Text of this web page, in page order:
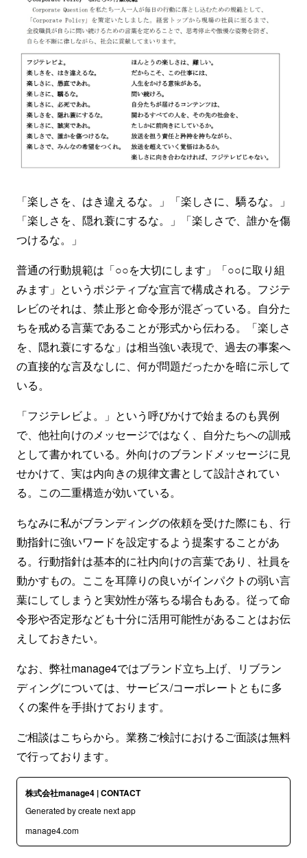
「楽しさを、はき違えるな。」「楽しさに、驕るな。」
「楽しさを、隠れ蓑にするな。」「楽しさで、誰かを傷
つけるな。」
普通の行動規範は「○○を大切にします」「○○に取り組
みます」というポジティブな宣言で構成される。フジテ
レビのそれは、禁止形と命令形が混ざっている。自分た
ちを戒める言葉であることが形式から伝わる。「楽しさ
を、隠れ蓑にするな」は相当強い表現で、過去の事案へ
の直接的な言及なしに、何が問題だったかを暗に示して
いる。
「フジテレビよ。」という呼びかけで始まるのも異例
で、他社向けのメッセージではなく、自分たちへの訓戒
として書かれている。外向けのブランドメッセージに見
せかけて、実は内向きの規律文書として設計されてい
る。この二重構造が効いている。
ちなみに私がブランディングの依頼を受けた際にも、行
動指針に強いワードを設定するよう提案することがあ
る。行動指針は基本的に社内向けの言葉であり、社員を
動かすもの。ここを耳障りの良いがインパクトの弱い言
葉にしてしまうと実効性が落ちる場合もある。従って命
令形や否定形なども十分に活用可能性があることはお伝
えしておきたい。
なお、弊社manage4ではブランド立ち上げ、リブラン
ディングについては、サービス/コーポレートともに多
くの案件を手掛けております。
ご相談はこちらから。業務ご検討におけるご面談は無料
で行っております。
株式会社manage4 | CONTACT
Generated by create next app
manage4.com